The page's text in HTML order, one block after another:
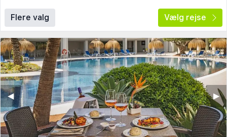
Flere valg Vælg rejse
▶︎
◀︎